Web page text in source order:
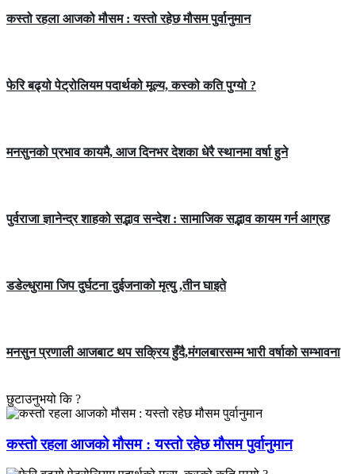
कस्तो रहला आजको मौसम : यस्तो रहेछ मौसम पुर्वानुमान
फेरि बढ्यो पेट्रोलियम पदार्थको मूल्य, कस्को कति पुग्यो ?
मनसुनको प्रभाव कायमै, आज दिनभर देशका धेरै स्थानमा वर्षा हुने
पुर्वराजा ज्ञानेन्द्र शाहको सद्भाव सन्देश : सामाजिक सद्भाव कायम गर्न आग्रह
डडेल्धुरामा जिप दुर्घटना दुईजनाको मृत्यु ,तीन घाइते
मनसुन प्रणाली आजबाट थप सक्रिय हुँदै,मंगलबारसम्म भारी वर्षाको सम्भावना
छुटाउनुभयो कि ?
कस्तो रहला आजको मौसम : यस्तो रहेछ मौसम पुर्वानुमान